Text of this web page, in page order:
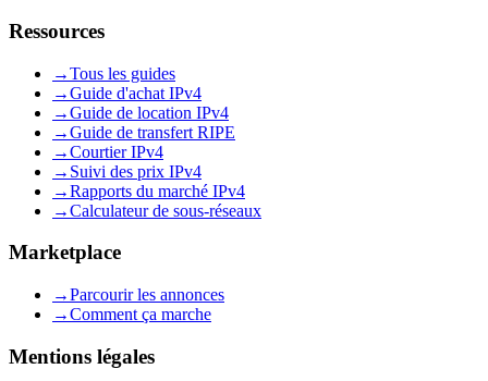
Ressources
→Tous les guides
→Guide d'achat IPv4
→Guide de location IPv4
→Guide de transfert RIPE
→Courtier IPv4
→ Suivi des prix IPv4
→Rapports du marché IPv4
→Calculateur de sous-réseaux
Marketplace
→Parcourir les annonces
→Comment ça marche
Mentions légales